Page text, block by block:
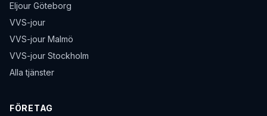
Eljour Göteborg
VVS-jour
VVS-jour Malmö
VVS-jour Stockholm
Alla tjänster
FÖRETAG